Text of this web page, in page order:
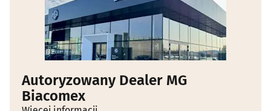
Autoryzowany Dealer MG
Biacomex